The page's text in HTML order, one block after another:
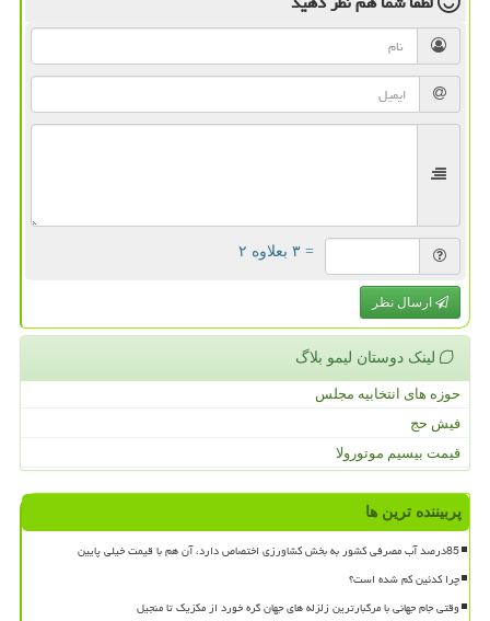
= ۳ بعلاوه ۲
ارسال نظر
لینک دوستان لیمو بلاگ
حوزه های انتخابیه مجلس
فیش حج
قیمت بیسیم موتورولا
پربیننده ترین ها
85درصد آب مصرفی کشور به بخش کشاورزی اختصاص دارد، آن هم با قیمت خیلی پایین
چرا کدئین کم شده است؟
وقتی جام جهانی با مرگبارترین زلزله های جهان گره خورد از مکزیک تا منجیل